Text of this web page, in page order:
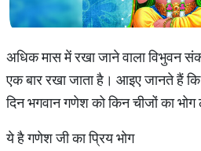
अधिक मास में रखा जाने वाला विभुवन
एक बार रखा जाता है। आइए जानते हैं कि
दिन भगवान गणेश को किन चीजों का भोग
ये है गणेश जी का प्रिय भोग